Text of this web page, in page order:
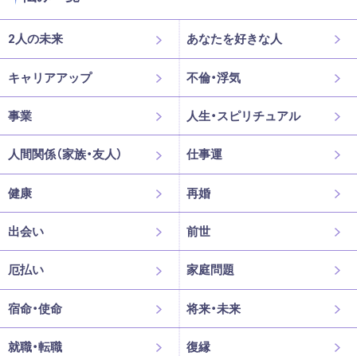
2人の未来 あなたを好きな人
キャリアアップ 不倫・浮気
事業 人生・スピリチュアル
人間関係（家族・友人） 仕事運
健康 再婚
出会い 前世
厄払い 家庭問題
宿命・使命 将来・未来
就職・転職 復縁